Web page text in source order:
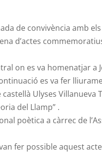
de convivència amb
d’actes
on es va homenatjar a
es va fer
Ulyses Villanueva
del Llamp” .
poètica a càrrec de
fer possible aquest